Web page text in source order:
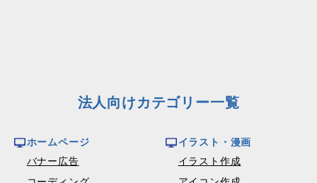
法人向けカテゴリー一覧
ホームページ
バナー広告
イラスト・漫画
イラスト作成